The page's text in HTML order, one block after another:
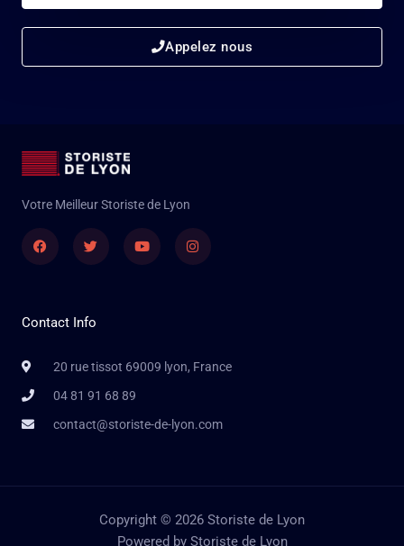
Appelez nous
Votre Meilleur Storiste de Lyon
FacebookTwitter YoutubeInstagram
Contact Info
20 rue tissot 69009 lyon, France
04 81 91 68 89
contact@storiste-de-lyon.com
Copyright © 2026 Storiste de Lyon
Powered by Storiste de Lyon